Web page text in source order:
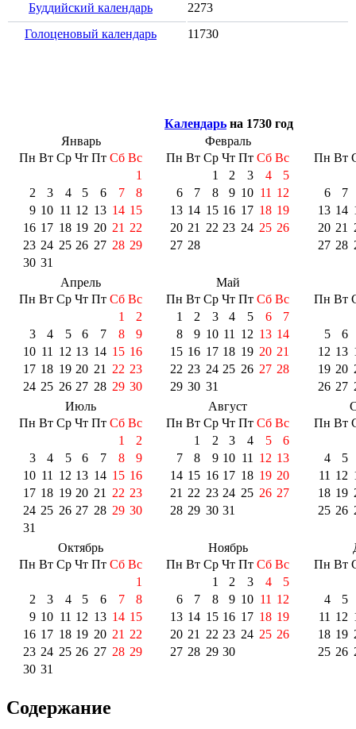
Буддийский календарь
2273
Голоценовый календарь
11730
Календарь на 1730 год
Январь
Пн Вт Ср Чт Пт Сб Вс
1
2
3 4 5 6 7
8
9 10 11 12 13 14 15
16 17 18 19 20 21 22
23 24 25 26 27 28 29
30 31
Февраль
Пн Вт Ср Чт Пт Сб Вс
1
2 3 4
5
6
7 8 9 10 11 12
13 14 15 16 17 18 19
20 21 22 23 24 25 26
27 28
Пн Вт
6
7
13 14
20 21
27 28
Апрель
Пн Вт Ср Чт Пт Сб Вс
1
2
3
4 5 6 7 8
9
10 11 12 13 14 15 16
17 18 19 20 21 22 23
24 25 26 27 28 29 30
Май
Пн Вт Ср Чт Пт Сб Вс
1
2 3 4 5 6
7
8
9 10 11 12 13 14
15 16 17 18 19 20 21
22 23 24 25 26 27 28
29 30 31
Пн Вт
5
6
12 13
19 20
26 27
Июль
Пн Вт Ср Чт Пт Сб Вс
1
2
3
4 5 6 7 8
9
10 11 12 13 14 15 16
17 18 19 20 21 22 23
24 25 26 27 28 29 30
31
Август
Пн Вт Ср Чт Пт Сб Вс
1
2 3 4 5
6
7
8 9 10 11 12 13
14 15 16 17 18 19 20
21 22 23 24 25 26 27
28 29 30 31
Пн Вт
4
5
11 12
18 19
25 26
Октябрь
Пн Вт Ср Чт Пт Сб Вс
1
2
3 4 5 6 7
8
9 10 11 12 13 14 15
16 17 18 19 20 21 22
23 24 25 26 27 28 29
30 31
Ноябрь
Пн Вт Ср Чт Пт Сб Вс
1
2 3 4
5
6
7 8 9 10 11 12
13 14 15 16 17 18 19
20 21 22 23 24 25 26
27 28 29 30
Пн Вт
4
5
11 12
18 19
25 26
Содержание